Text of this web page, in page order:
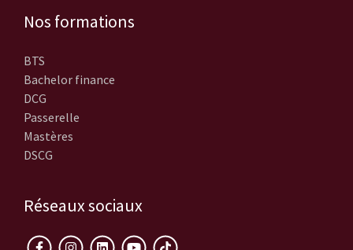
Nos formations
BTS
Bachelor finance
DCG
Passerelle
Mastères
DSCG
Réseaux sociaux